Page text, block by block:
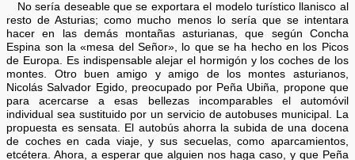
No sería deseable que se exportara el modelo turístico llanisco al
resto de Asturias; como mucho menos lo sería que se intentara
hacer en las demás montañas asturianas, que según Concha
Espina son la «mesa del Señor», lo que se ha hecho en los Picos
de Europa. Es indispensable alejar el hormigón y los coches de los
montes. Otro buen amigo y amigo de los montes asturianos,
Nicolás Salvador Egido, preocupado por Peña Ubiña, propone que
para acercarse a esas bellezas incomparables el automóvil
individual sea sustituido por un servicio de autobuses municipal. La
propuesta es sensata. El autobús ahorra la subida de una docena
de coches en cada viaje, y sus secuelas, como aparcamientos,
etcétera. Ahora, a esperar que alguien nos haga caso, y que Peña